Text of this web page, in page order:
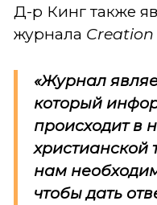
Д-р Кинг также
журнала Creation
«Журнал
который
происходит в
христианской
нам
чтобы дать